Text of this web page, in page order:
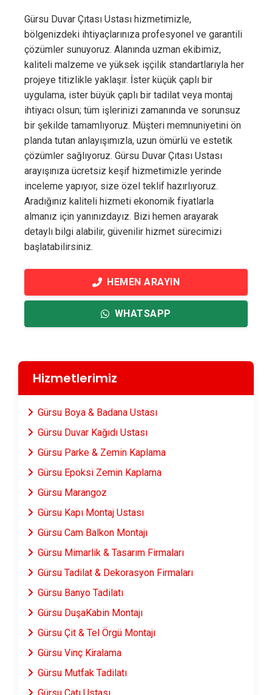
Gürsu Duvar Çıtası Ustası hizmetimizle,
bölgenizdeki ihtiyaçlarınıza profesyonel ve garantili
çözümler sunuyoruz. Alanında uzman ekibimiz,
kaliteli malzeme ve yüksek işçilik standartlarıyla her
projeye titizlikle yaklaşır. İster küçük çaplı bir
uygulama, ister büyük çaplı bir tadilat veya montaj
ihtiyacı olsun; tüm işlerinizi zamanında ve sorunsuz
bir şekilde tamamlıyoruz. Müşteri memnuniyetini ön
planda tutan anlayışımızla, uzun ömürlü ve estetik
çözümler sağlıyoruz. Gürsu Duvar Çıtası Ustası
arayışınıza ücretsiz keşif hizmetimizle yerinde
inceleme yapıyor, size özel teklif hazırlıyoruz.
Aradığınız kaliteli hizmeti ekonomik fiyatlarla
almanız için yanınızdayız. Bizi hemen arayarak
detaylı bilgi alabilir, güvenilir hizmet sürecimizi
başlatabilirsiniz.
HEMEN ARAYIN
WHATSAPP
Hizmetlerimiz
Gürsu Boya & Badana Ustası
Gürsu Duvar Kağıdı Ustası
Gürsu Parke & Zemin Kaplama
Gürsu Epoksi Zemin Kaplama
Gürsu Marangoz
Gürsu Kapı Montaj Ustası
Gürsu Cam Balkon Montajı
Gürsu Mimarlik & Tasarım Firmaları
Gürsu Tadilat & Dekorasyon Firmaları
Gürsu Banyo Tadilatı
Gürsu DuşaKabin Montajı
Gürsu Çit & Tel Örgü Montajı
Gürsu Vinç Kiralama
Gürsu Mutfak Tadilatı